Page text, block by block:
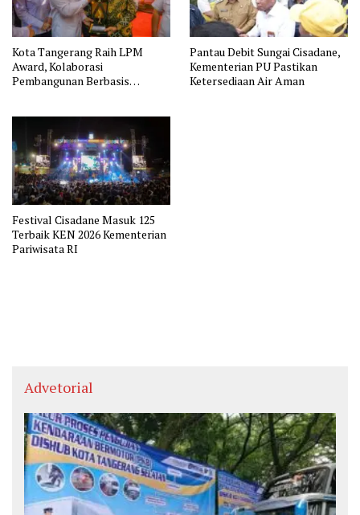
Kota Tangerang Raih LPM
Award, Kolaborasi
Pembangunan Berbasis
Pantau Debit Sungai Cisadane,
Kementerian PU Pastikan
Ketersediaan Air Aman
Festival Cisadane Masuk 125
Terbaik KEN 2026 Kementerian
Pariwisata RI
Advetorial